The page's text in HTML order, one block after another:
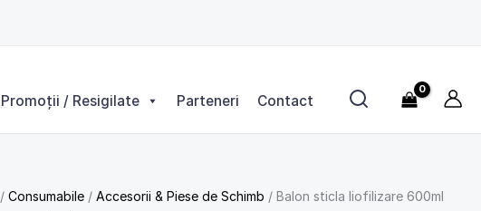
Promoții / Resigilate Parteneri Contact
/Consumabile /Accesorii & Piese de Schimb / Balon sticla liofilizare 600ml
inox